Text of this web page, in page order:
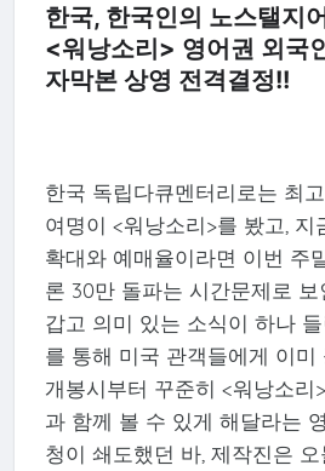
한국, 한국인의 노스탤지
<워낭소리> 영어권 외국
자막본 상영 전격결정!!
한국 독립다큐멘터리로는 최
여명이 <워낭소리>를 봤고,
확대와 예매율이라면 이번 주
론 30만 돌파는 시간문제로
갑고 의미 있는 소식이 하나
를 통해 미국 관객들에게 이미
개봉시부터 꾸준히 <워낭소리
과 함께 볼 수 있게 해달라는
청이 쇄도했던 바, 제작진은